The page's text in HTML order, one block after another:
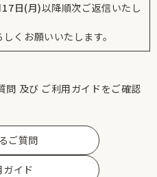
17日(月)以降順次ご返信いたし
くお願いいたします。
問 及び ご利用ガイドをご確認
ご質問
ガイド